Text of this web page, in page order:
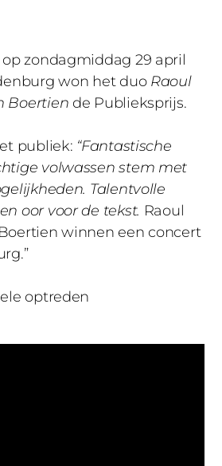
zondagmiddag 29 april
won het duo Raoul
Boertien de Publieksprijs.
publiek: “Fantastische
volwassen stem met
Talentvolle
oor voor de tekst. Raoul
winnen een concert
optreden